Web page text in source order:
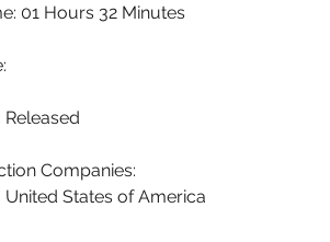
01 Hours 32 Minutes
Released
Companies:
United States of America